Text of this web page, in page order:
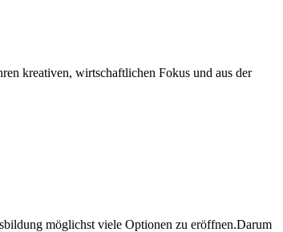
kreativen, wirtschaftlichen Fokus und aus der
möglichst viele Optionen zu eröffnen.Darum